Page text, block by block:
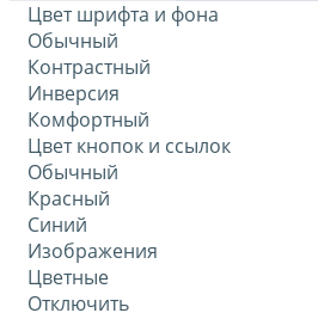
Цвет шрифта и фона
Обычный
Контрастный
Инверсия
Комфортный
Цвет кнопок и ссылок
Обычный
Красный
Синий
Изображения
Цветные
Отключить